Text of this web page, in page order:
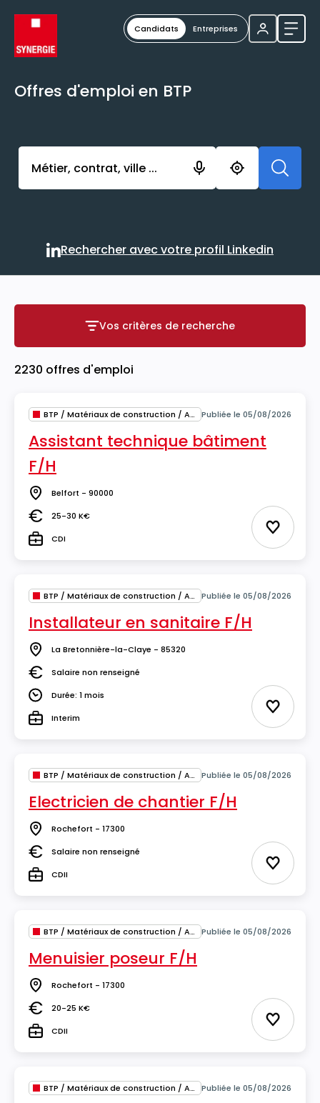
Candidats Entreprises
Offres d'emploi en BTP
Activer l’élément pour lancer l’enregistrement.
Rechercher avec votre
Rechercher avec votre profil Linkedin
Vos critères de recherche
Vos critères de recherche
2230 offres d'emploi
BTP / Matériaux de construction / Architecture Publiée le 05/08/2026
Assistant technique bâtiment
F/H
Lieu Belfort - 90000
Salaire25-30 K€
TypeCDI Ajouter
BTP / Matériaux de construction / Architecture Publiée le 05/08/2026
Installateur en sanitaire F/H
Lieu La Bretonnière-la-Claye - 85320
SalaireSalaire non renseigné
DuréeDurée: 1 mois
TypeInterim Ajouter
BTP / Matériaux de construction / Architecture Publiée le 05/08/2026
Electricien de chantier F/H
Lieu Rochefort - 17300
SalaireSalaire non renseigné
TypeCDII Ajouter
BTP / Matériaux de construction / Architecture Publiée le 05/08/2026
Menuisier poseur F/H
Lieu Rochefort - 17300
Salaire20-25 K€
TypeCDII Ajouter
BTP / Matériaux de construction / Architecture Publiée le 05/08/2026